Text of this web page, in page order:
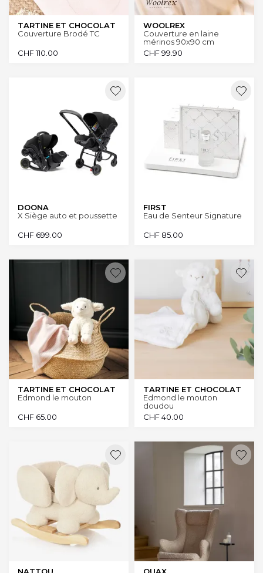
TARTINE ET CHOCOLAT
Couverture Brodé TC
CHF110.00
WOOLREX
Couverture en laine
mérinos 90x90 cm
CHF99.90
DOONA
X Siège auto et poussette
CHF 699.00
FIRST
Eau de Senteur Signature
CHF 85.00
TARTINE ET CHOCOLAT
Edmond le mouton
CHF 65.00
TARTINE ET CHOCOLAT
Edmond le mouton
doudou
CHF40.00